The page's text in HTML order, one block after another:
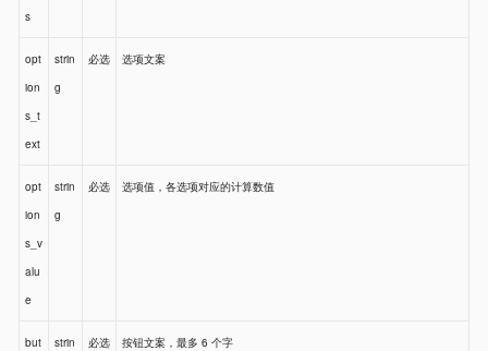
s
opt
ion
s_t
ext
strin
g
必选 选项文案
opt
ion
s_v
alu
e
strin
g
必选 选项值，各选项对应的计算数值
but
strin
必选 按钮文案，最多 6 个字